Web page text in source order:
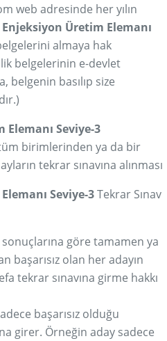
web adresinde her yılın
Üretim Elemanı
almaya hak
belgelerinin e-devlet
belgenin basılıp size
Seviye-3
tüm birimlerinden ya da bir
tekrar sınavına alınması
Seviye-3Tekrar Sınav
göre tamamen ya
başarısız olan her adayın
tekrar sınavına girme hakkı
başarısız olduğu
girer. Örneğin aday sadece